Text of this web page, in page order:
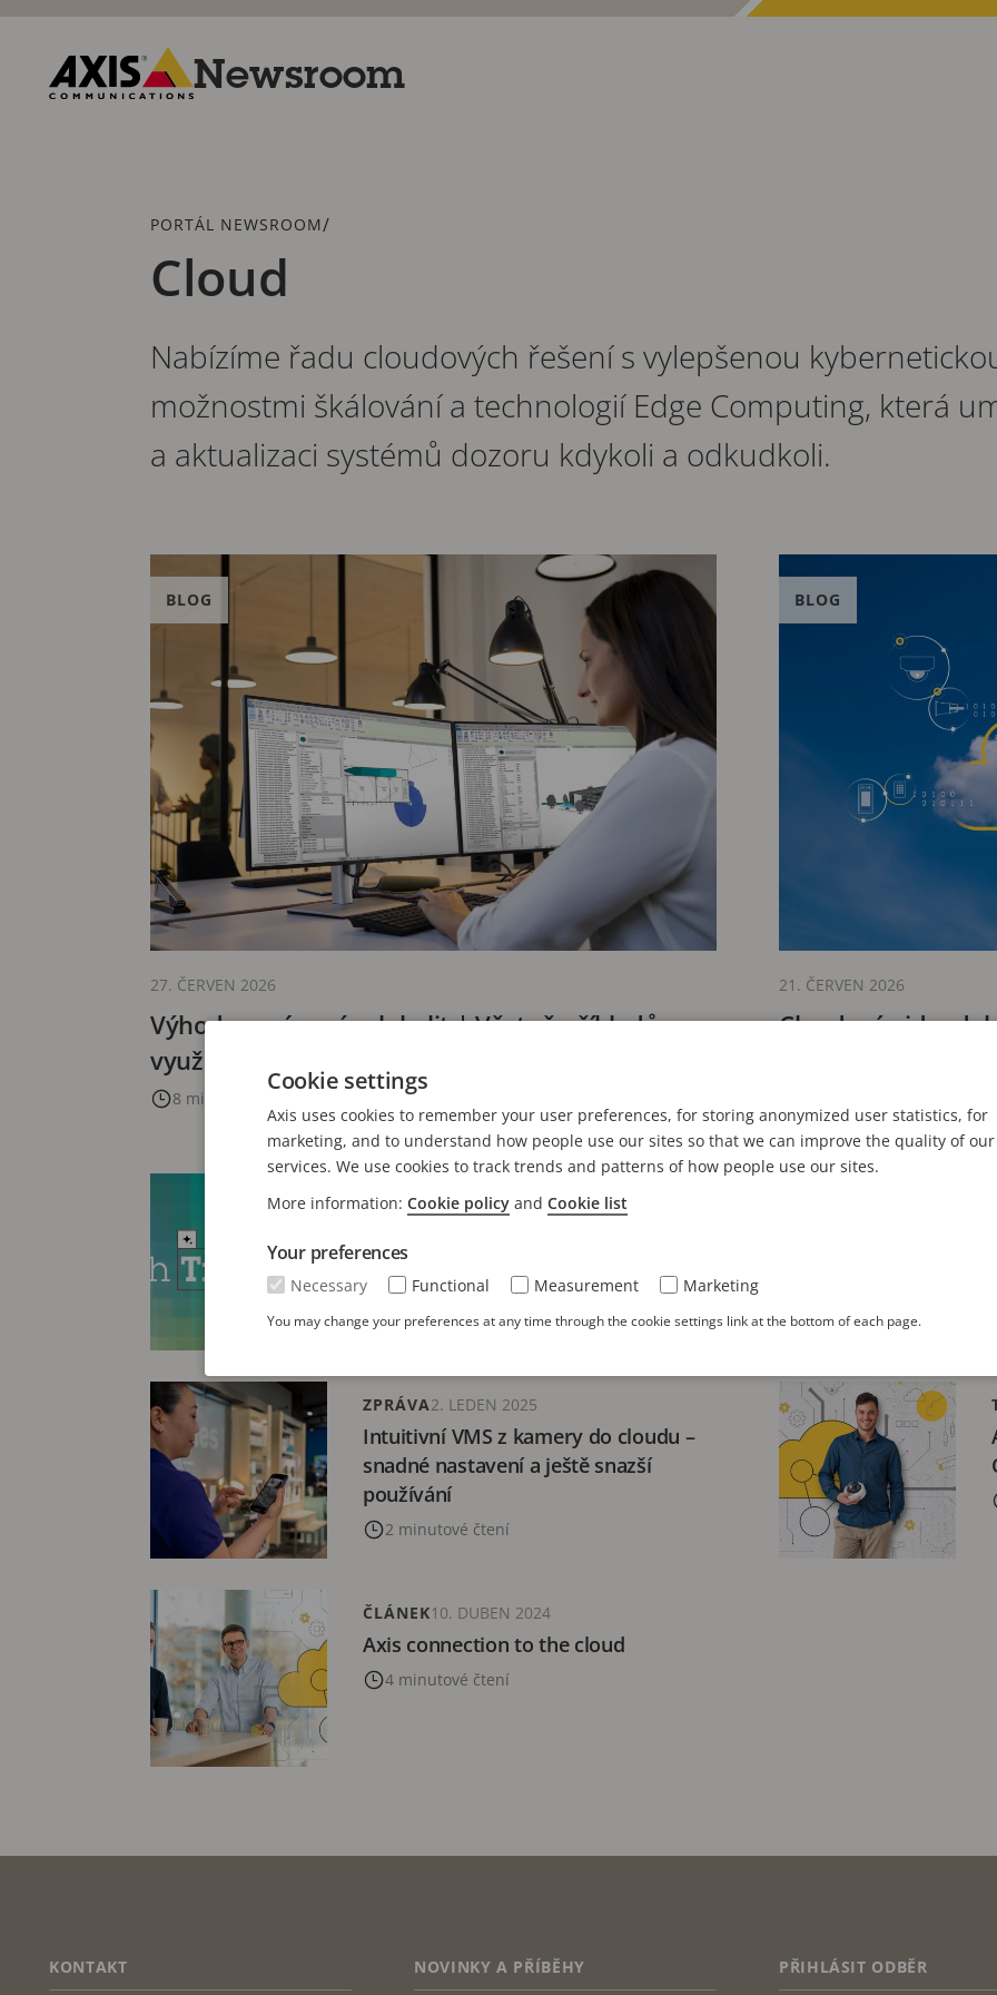
Přeskočit
obsahu
Newsroom
Drobečková
PORTÁL NEWSROOM/
Cloud
Nabízíme řadu cloudových řešení s vylepšenou
možnostmi škálování a technologií Edge Computing, která
a aktualizaci systémů dozoru kdykoli a odkudkoli.
Výhody správy více lokalit | Včetně příkladů
využití v různých odvětvích
8 minutové čtení
BLOG
27. ČERVEN 2026
Cloudový
BLOG
21. ČERVEN 2026
které ovlivní bezpečnostní sektor v
roce 2026
8 minutové čtení
BLOG30. PROSINEC 2025
Intuitivní VMS z kamery do cloudu –
snadné nastavení a ještě snazší
používání
2 minutové čtení
ZPRÁVA2. LEDEN 2025
Axis connection to the cloud
4 minutové čtení
ČLÁNEK10. DUBEN 2024
FOOTER
KONTAKT NOVINKY A PŘÍBĚHY PŘIHLÁSIT ODBĚR
Cookie settings
Axis uses cookies to remember your user preferences, for storing anonymized user statistics, for
marketing, and to understand how people use our sites so that we can improve the quality of our
services. We use cookies to track trends and patterns of how people use our sites.
More information: Cookie policy and Cookie list
Your preferences
Necessary Functional Measurement Marketing
You may change your preferences at any time through the cookie settings link at the bottom of each page.